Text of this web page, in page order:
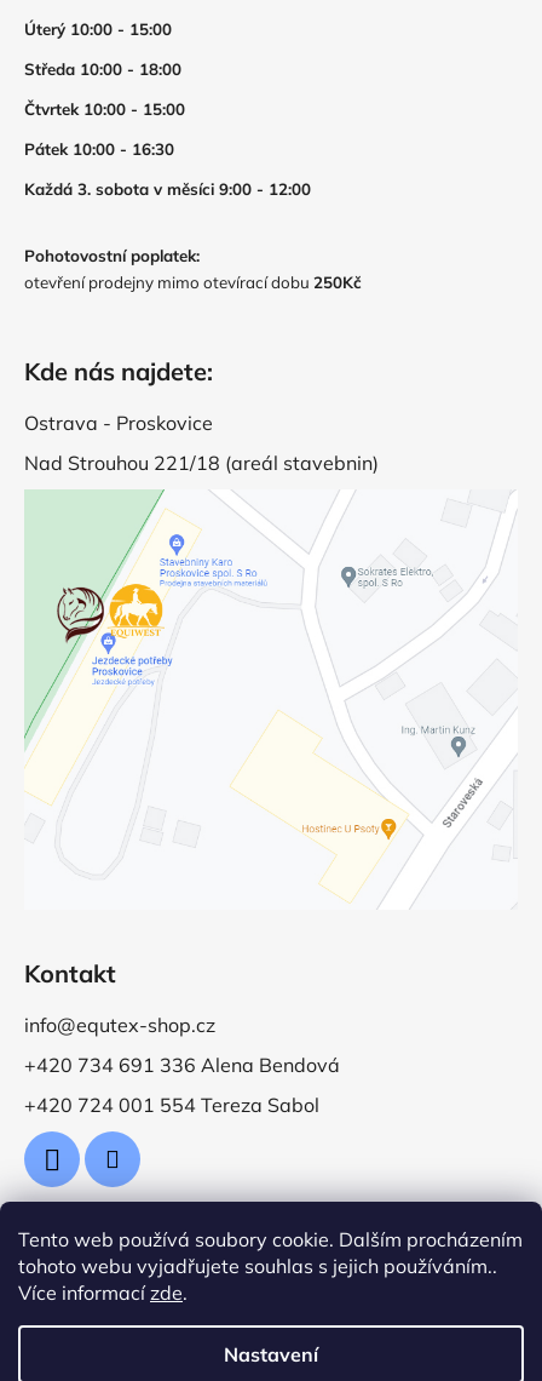
Tento web používá soubory cookie. Dalším procházením
tohoto webu vyjadřujete souhlas s jejich používáním..
Více informacízde.
Nastavení
Úterý 10:00 - 15:00
Středa 10:00 - 18:00
Čtvrtek 10:00 - 15:00
Pátek 10:00 - 16:30
Každá 3. sobota v měsíci 9:00 - 12:00
Pohotovostní poplatek:
otevření prodejny mimo otevírací dobu 250Kč
Kde nás najdete:
Ostrava - Proskovice
Nad Strouhou 221/18 (areál stavebnin)
Kontakt
info@equtex-shop.cz
+420 734 691 336 Alena Bendová
+420 724 001 554 Tereza Sabol
Přijímáme online platby